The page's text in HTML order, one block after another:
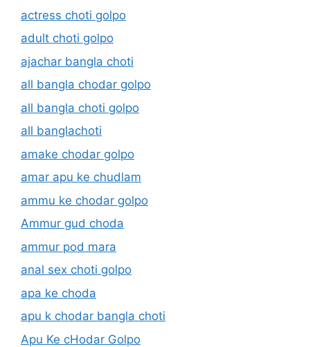
actress choti golpo
adult choti golpo
ajachar bangla choti
all bangla chodar golpo
all bangla choti golpo
all banglachoti
amake chodar golpo
amar apu ke chudlam
ammu ke chodar golpo
Ammur gud choda
ammur pod mara
anal sex choti golpo
apa ke choda
apu k chodar bangla choti
Apu Ke cHodar Golpo